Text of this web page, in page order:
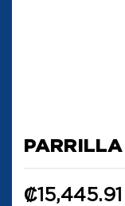
₡15,445.91